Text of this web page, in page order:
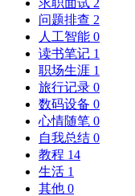
问题排查 2
人工智能 0
读书笔记 1
职场生涯 1
旅行记录 0
数码设备 0
心情随笔 0
自我总结 0
教程 14
生活 1
其他 0